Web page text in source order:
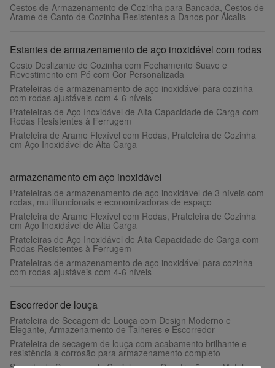
Cestos de Armazenamento de Cozinha para Bancada, Cestos de
Arame de Canto de Cozinha Resistentes a Danos por Álcalis
Estantes de armazenamento de aço inoxidável com rodas
Cesto Deslizante de Cozinha com Fechamento Suave e
Revestimento em Pó com Cor Personalizada
Prateleiras de armazenamento de aço inoxidável para cozinha
com rodas ajustáveis ​​com 4-6 níveis
Prateleiras de Aço Inoxidável de Alta Capacidade de Carga com
Rodas Resistentes à Ferrugem
Prateleira de Arame Flexível com Rodas, Prateleira de Cozinha
em Aço Inoxidável de Alta Carga
armazenamento em aço inoxidável
Prateleiras de armazenamento de aço inoxidável de 3 níveis com
rodas, multifuncionais e economizadoras de espaço
Prateleira de Arame Flexível com Rodas, Prateleira de Cozinha
em Aço Inoxidável de Alta Carga
Prateleiras de Aço Inoxidável de Alta Capacidade de Carga com
Rodas Resistentes à Ferrugem
Prateleiras de armazenamento de aço inoxidável para cozinha
com rodas ajustáveis ​​com 4-6 níveis
Escorredor de louça
Prateleira de Secagem de Louça com Design Moderno e
Elegante, Armazenamento de Talheres e Escorredor
Prateleira de secagem de louça com acabamento brilhante e
resistência à corrosão para armazenamento completo